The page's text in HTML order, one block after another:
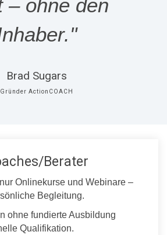
– ohne den
Brad Sugars
Gründer ActionCOACH
Berater
Onlinekurse und Webinare –
Begleitung.
ohne fundierte Ausbildung
Qualifikation.